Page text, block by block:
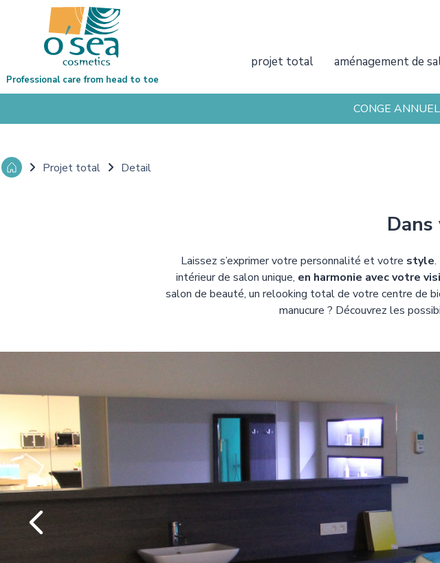
projet total aménagement de
Professional care from head to toe
CONGE
Projet total Detail
Laissez s’exprimer votre personnalité et votre style.
intérieur de salon unique, en harmonie avec votre
salon de beauté, un relooking total de votre centre de
manucure ? Découvrez les
Précédent